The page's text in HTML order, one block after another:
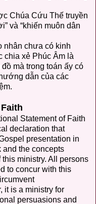
Chúa Cứu Thế truyền
và “khiến muôn dân
nhân chưa có kinh
chia xẻ Phúc Âm là
mà trong toán ấy có
dẫn của các
Statement of Faith
declaration that
presentation in
the concepts
ministry. All persons
to concur with this
it is a ministry for
persuasions and